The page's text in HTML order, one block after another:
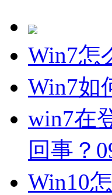
Win7怎
Win7如
win7在
回事？
Win10